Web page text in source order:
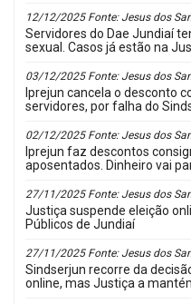
12/12/2025 Fonte: Jesus dos
Servidores do Dae Jundiaí
sexual. Casos já estão na
03/12/2025 Fonte: Jesus dos
Iprejun cancela o desconto
servidores, por falha do
02/12/2025 Fonte: Jesus dos
Iprejun faz descontos
aposentados. Dinheiro vai
27/11/2025 Fonte: Jesus dos
Justiça suspende eleição
Públicos de Jundiaí
27/11/2025 Fonte: Jesus dos
Sindserjun recorre da
online, mas Justiça a